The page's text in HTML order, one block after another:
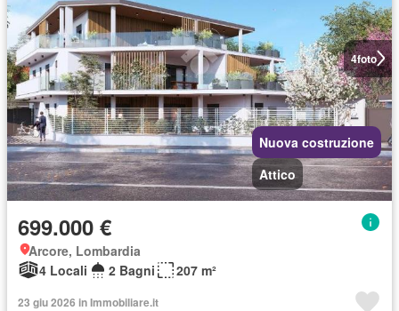
4foto
Nuova costruzione
Attico
699.000 €
Arcore, Lombardia
4 Locali
2 Bagni 207 m²
23 giu 2026 in Immobiliare.it